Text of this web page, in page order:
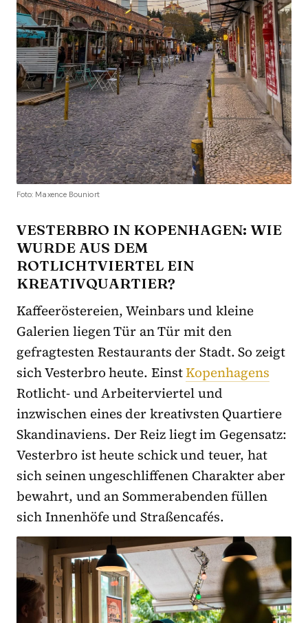
Foto: Maxence Bouniort
VESTERBRO IN KOPENHAGEN: WIE
WURDE AUS DEM
ROTLICHTVIERTEL EIN
KREATIVQUARTIER?
Kaffeeröstereien, Weinbars und kleine
Galerien liegen Tür an Tür mit den
gefragtesten Restaurants der Stadt. So zeigt
sich Vesterbro heute. EinstKopenhagens
Rotlicht- und Arbeiterviertel und
inzwischen eines der kreativsten Quartiere
Skandinaviens. Der Reiz liegt im Gegensatz:
Vesterbro ist heute schick und teuer, hat
sich seinen ungeschliffenen Charakter aber
bewahrt, und an Sommerabenden füllen
sich Innenhöfe und Straßencafés.